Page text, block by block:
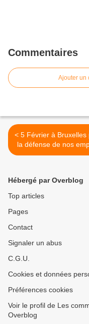
Commentaires
Ajouter un
< 5 Février à Bruxelles pour
la défense de nos
et de nos industrie
Hébergé par Overblog
Top articles
Pages
Contact
Signaler un abus
C.G.U.
Cookies et données
Préférences cookies
Voir le profil de Les
Overblog